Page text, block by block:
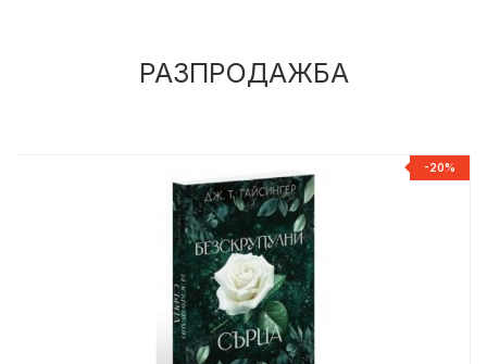
РАЗПРОДАЖБА
-20%